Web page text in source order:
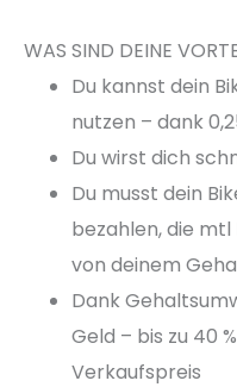
WAS SIND DEINE
Du kannst dein
nutzen – dank
Du wirst dich
Du musst dein
bezahlen, die
von deinem
Dank
Geld – bis zu 40
Verkaufspreis